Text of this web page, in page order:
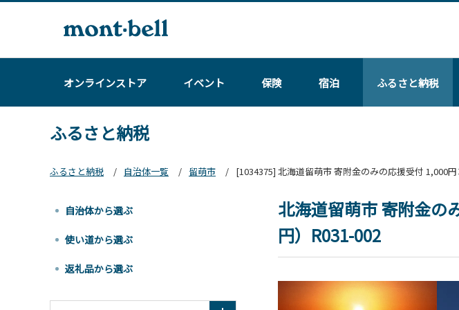
オンラインストア イベント 保険 宿泊 ふるさと納税
ふるさと納税
ふるさと納税
自治体一覧 留萌市 [1034375] 北海道留萌市 寄附金のみの応援受付 1,000
北海道留萌市 寄附金の
円）R031-002
自治体から選ぶ
使い道から選ぶ
返礼品から選ぶ